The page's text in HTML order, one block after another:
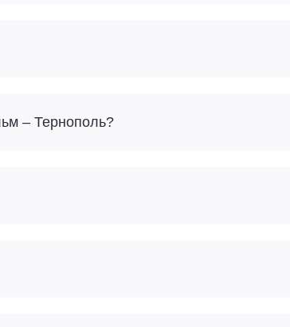
можно взять с собой на рейс Ульм – Тернополь?